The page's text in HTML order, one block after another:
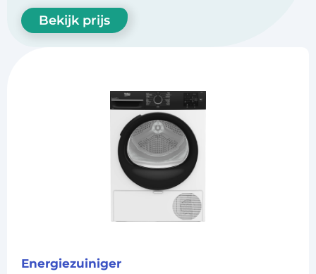
Bekijk prijs
Energiezuiniger